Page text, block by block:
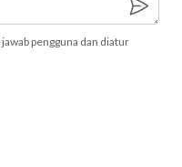
pengguna dan diatur